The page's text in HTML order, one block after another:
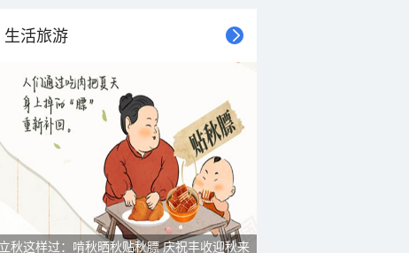
生活旅游
立秋这样过：啃秋晒秋贴秋膘 庆祝丰收迎秋来